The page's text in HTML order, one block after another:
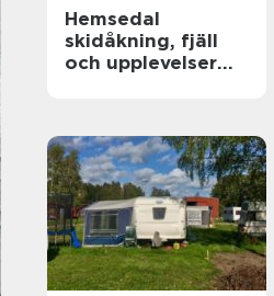
Hemsedal
skidåkning, fjäll
och upplevelser